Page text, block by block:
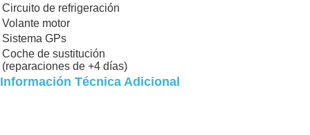
Circuito de refrigeración
Volante motor
Sistema GPs
Coche de sustitución
(reparaciones de +4 días)
Información Técnica Adicional